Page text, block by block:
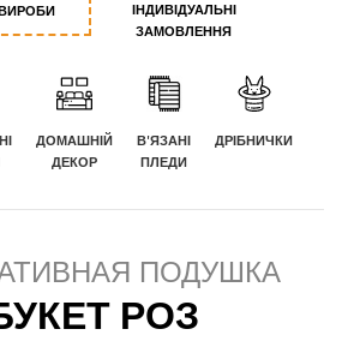
ІНДИВІДУАЛЬНІ
ЗАМОВЛЕННЯ
ДОМАШНІЙ
ДЕКОР
В'ЯЗАНІ
ПЛЕДИ
ДРІБНИЧКИ
ПОДУШКА
РОЗ